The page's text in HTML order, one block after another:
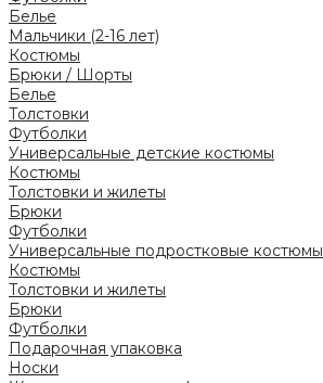
Белье
Мальчики (2-16 лет)
Костюмы
Брюки / Шорты
Белье
Толстовки
Футболки
Универсальные детские костюмы
Костюмы
Толстовки и жилеты
Брюки
Футболки
Универсальные подростковые костюмы
Костюмы
Толстовки и жилеты
Брюки
Футболки
Подарочная упаковка
Носки